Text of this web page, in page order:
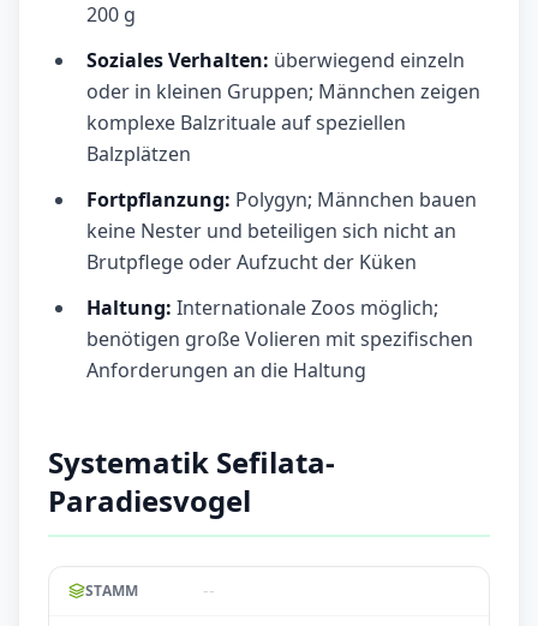
200 g
Soziales Verhalten: überwiegend einzeln
oder in kleinen Gruppen; Männchen zeigen
komplexe Balzrituale auf speziellen
Balzplätzen
Fortpflanzung: Polygyn; Männchen bauen
keine Nester und beteiligen sich nicht an
Brutpflege oder Aufzucht der Küken
Haltung: Internationale Zoos möglich;
benötigen große Volieren mit spezifischen
Anforderungen an die Haltung
Systematik Sefilata-
Paradiesvogel
STAMM --